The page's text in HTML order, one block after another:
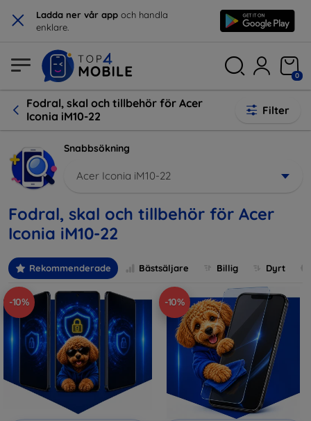
× Ladda ner vår app och handla
enklare.
0
Fodral, skal och tillbehör för Acer
Iconia iM10-22
Filter
Snabbsökning
Acer Iconia iM10-22
Fodral, skal och tillbehör för Acer
Iconia iM10-22
Rekommenderade Bästsäljare Billig Dyrt
-10% -10%